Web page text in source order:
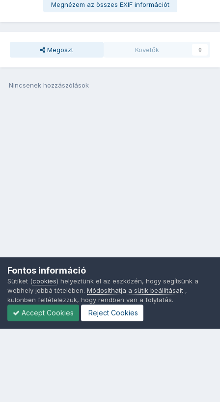
Megnézem az összes EXIF információt
Megoszt Követők 0
Nincsenek hozzászólások
Fontos információ
Sütiket (cookies) helyeztünk el az eszközén, hogy segítsünk a
webhely jobbá tételében. Módosíthatja a sütik beállításait ,
különben feltételezzük, hogy rendben van a folytatás.
Accept Cookies Reject Cookies